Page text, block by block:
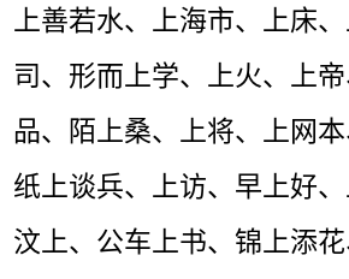
上善若水、上海市、上床
司、形而上学、上火、上
品、陌上桑、上将、上网本
纸上谈兵、上访、早上好、
汶上、公车上书、锦上添